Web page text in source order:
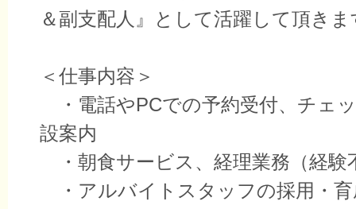
＆副支配人』として活躍して頂きま
＜仕事内容＞
・電話やPCでの予約受付、チェ
設案内
・朝食サービス、経理業務（経験
・アルバイトスタッフの採用・